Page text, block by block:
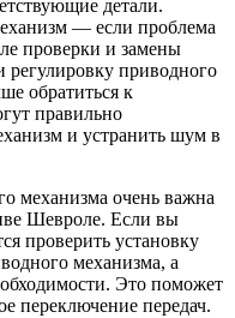
детали.
— если проблема
проверки и замены
регулировку приводного
обратиться к
правильно
и устранить шум в
механизма очень важна
Шевроле. Если вы
проверить установку
механизма, а
Это поможет
переключение передач.